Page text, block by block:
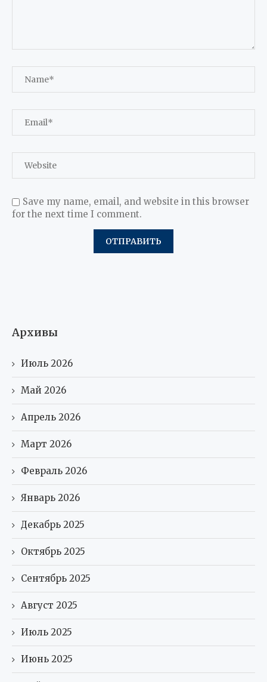
Save my name, email, and website in this browser
for the next time I comment.
Архивы
Июль 2026
Май 2026
Апрель 2026
Март 2026
Февраль 2026
Январь 2026
Декабрь 2025
Октябрь 2025
Сентябрь 2025
Август 2025
Июль 2025
Июнь 2025